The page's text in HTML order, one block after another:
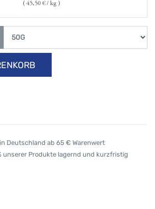
( 45,50 € / kg )
Deutschland ab 65 € Warenwert
unserer Produkte lagernd und kurzfristig